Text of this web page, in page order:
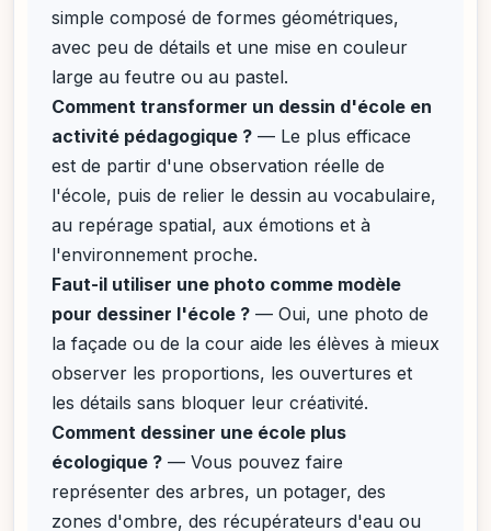
simple composé de formes géométriques,
avec peu de détails et une mise en couleur
large au feutre ou au pastel.
Comment transformer un dessin d'école en
activité pédagogique ? — Le plus efficace
est de partir d'une observation réelle de
l'école, puis de relier le dessin au vocabulaire,
au repérage spatial, aux émotions et à
l'environnement proche.
Faut-il utiliser une photo comme modèle
pour dessiner l'école ? — Oui, une photo de
la façade ou de la cour aide les élèves à mieux
observer les proportions, les ouvertures et
les détails sans bloquer leur créativité.
Comment dessiner une école plus
écologique ? — Vous pouvez faire
représenter des arbres, un potager, des
zones d'ombre, des récupérateurs d'eau ou